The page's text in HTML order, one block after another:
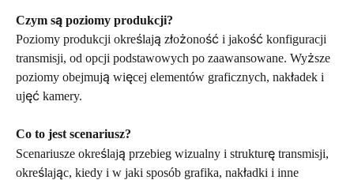
Czym są poziomy produkcji?
Poziomy produkcji określają złożoność i jakość konfiguracji
transmisji, od opcji podstawowych po zaawansowane. Wyższe
poziomy obejmują więcej elementów graficznych, nakładek i
ujęć kamery.
Co to jest scenariusz?
Scenariusze określają przebieg wizualny i strukturę transmisji,
określając, kiedy i w jaki sposób grafika, nakładki i inne